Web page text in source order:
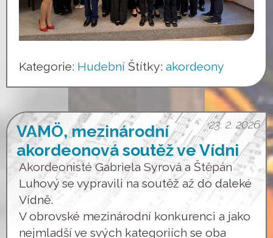
Kategorie: Hudební Štítky:akordeony
VAMÖ, mezinárodní
akordeonová soutěž ve Vídni
23. 2. 2026
Akordeonisté Gabriela Syrová a Štěpán
Luhový se vypravili na soutěž až do daleké
Vídně.
V obrovské mezinárodní konkurenci a jako
nejmladší ve svých kategoriích se oba